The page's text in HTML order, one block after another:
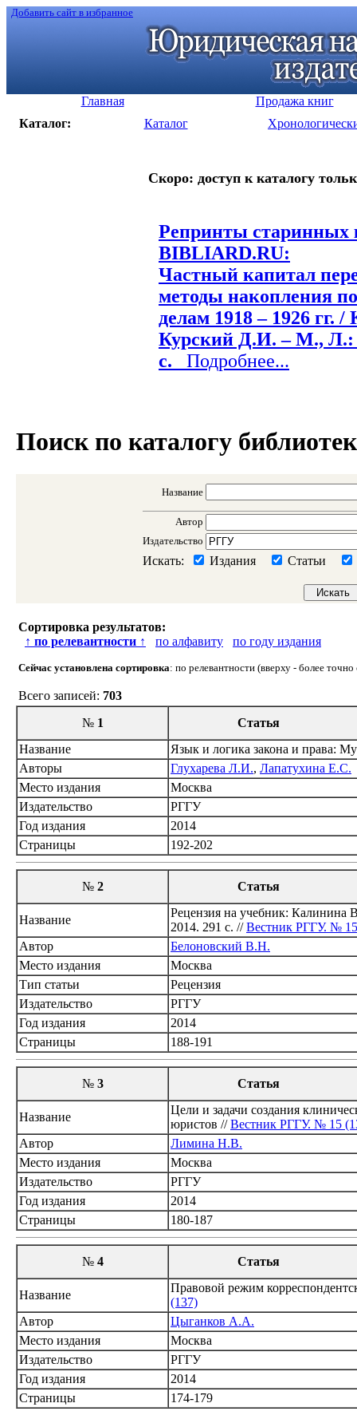
Добавить сайт в избранное
Главная
Продажа книг
Каталог:
Каталог
Скоро: доступ к каталогу
Репринты старинных
BIBLIARD.RU:
Частный капитал
методы накопления
делам 1918 – 1926
Курский Д.И. – М., Л.:
c. Подробнее...
Поиск по каталогу
Название
Автор
Издательство
Искать: Издания Статьи
Сортировка результатов:
↑ по релевантности ↑ по алфавиту по году издания
Сейчас установлена сортировка: по релевантности (вверху - более
Всего записей: 703
№ 1
Статья
Название
Язык и логика закона и права:
Авторы
Глухарева Л.И., Лапатухина Е.С.
Место издания
Москва
Издательство
РГГУ
Год издания
2014
Страницы
192-202
№ 2 Статья
Название
Рецензия на учебник: Калинина
2014. 291 с. //Вестник РГГУ. №
Автор
Белоновский В.Н.
Место издания
Москва
Тип статьи
Рецензия
Издательство
РГГУ
Год издания
2014
Страницы
188-191
№ 3 Статья
Название
Цели и задачи создания
юристов //Вестник РГГУ. № 15
Автор
Лимина Н.В.
Место издания
Москва
Издательство
РГГУ
Год издания
2014
Страницы
180-187
№ 4 Статья
Название
Правовой режим
(137)
Автор
Цыганков А.А.
Место издания
Москва
Издательство
РГГУ
Год издания
2014
Страницы
174-179